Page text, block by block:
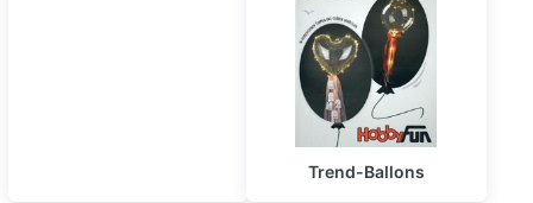
Trend-Ballons